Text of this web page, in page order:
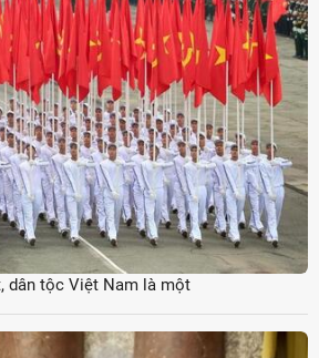
dân tộc Việt Nam là một